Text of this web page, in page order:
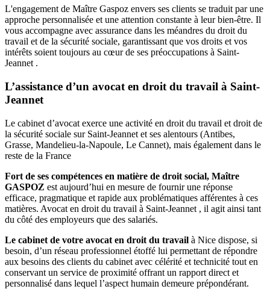
L'engagement de Maître Gaspoz envers ses clients se traduit par une
approche personnalisée et une attention constante à leur bien-être. Il
vous accompagne avec assurance dans les méandres du droit du
travail et de la sécurité sociale, garantissant que vos droits et vos
intérêts soient toujours au cœur de ses préoccupations à Saint-
Jeannet .
L’assistance d’un avocat en droit du travail à Saint-
Jeannet
Le cabinet d’avocat exerce une activité en droit du travail et droit de
la sécurité sociale sur Saint-Jeannet et ses alentours (Antibes,
Grasse, Mandelieu-la-Napoule, Le Cannet), mais également dans le
reste de la France
Fort de ses compétences en matière de droit social, Maître
GASPOZ est aujourd’hui en mesure de fournir une réponse
efficace, pragmatique et rapide aux problématiques afférentes à ces
matières. Avocat en droit du travail à Saint-Jeannet , il agit ainsi tant
du côté des employeurs que des salariés.
Le cabinet de votre avocat en droit du travail à Nice dispose, si
besoin, d’un réseau professionnel étoffé lui permettant de répondre
aux besoins des clients du cabinet avec célérité et technicité tout en
conservant un service de proximité offrant un rapport direct et
personnalisé dans lequel l’aspect humain demeure prépondérant.